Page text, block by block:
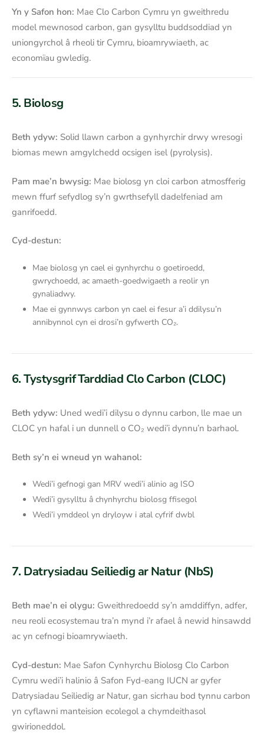
Yn y Safon hon: Mae Clo Carbon Cymru yn gweithredu
model mewnosod carbon, gan gysylltu buddsoddiad yn
uniongyrchol â rheoli tir Cymru, bioamrywiaeth, ac
economïau gwledig.
5. Biolosg
Beth ydyw: Solid llawn carbon a gynhyrchir drwy wresogi
biomas mewn amgylchedd ocsigen isel (pyrolysis).
Pam mae’n bwysig: Mae biolosg yn cloi carbon atmosfferig
mewn ffurf sefydlog sy’n gwrthsefyll dadelfeniad am
ganrifoedd.
Cyd-destun:
Mae biolosg yn cael ei gynhyrchu o goetiroedd,
gwrychoedd, ac amaeth-goedwigaeth a reolir yn
gynaliadwy.
Mae ei gynnwys carbon yn cael ei fesur a’i ddilysu’n
annibynnol cyn ei drosi’n gyfwerth CO₂.
6. Tystysgrif Tarddiad Clo Carbon (CLOC)
Beth ydyw: Uned wedi’i dilysu o dynnu carbon, lle mae un
CLOC yn hafal i un dunnell o CO₂ wedi’i dynnu’n barhaol.
Beth sy’n ei wneud yn wahanol:
Wedi’i gefnogi gan MRV wedi’i alinio ag ISO
Wedi’i gysylltu â chynhyrchu biolosg ffisegol
Wedi’i ymddeol yn dryloyw i atal cyfrif dwbl
7. Datrysiadau Seiliedig ar Natur (NbS)
Beth mae’n ei olygu: Gweithredoedd sy’n amddiffyn, adfer,
neu reoli ecosystemau tra’n mynd i’r afael â newid hinsawdd
ac yn cefnogi bioamrywiaeth.
Cyd-destun: Mae Safon Cynhyrchu Biolosg Clo Carbon
Cymru wedi’i halinio â Safon Fyd-eang IUCN ar gyfer
Datrysiadau Seiliedig ar Natur, gan sicrhau bod tynnu carbon
yn cyflawni manteision ecolegol a chymdeithasol
gwirioneddol.